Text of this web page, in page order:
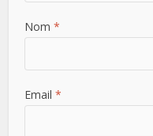
Nom *
Email *